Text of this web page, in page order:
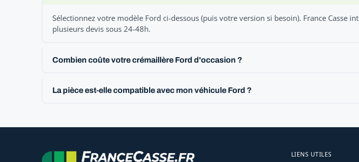
Sélectionnez votre modèle Ford ci-dessous (puis votre version si besoin). France Casse
plusieurs devis sous 24-48h.
Combien coûte votre crémaillère Ford d'occasion ?
La pièce est-elle compatible avec mon véhicule Ford ?
LIENS UTILES